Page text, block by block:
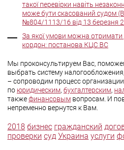
такої перевірки навіть
може бути скасований судом
№804/1113/16 від 13 березня
За якої умови можна отримати
кордон: постанова КЦС ВС
Мы проконсультируем Вас,
выбрать систему
– сопроводим процесс
по юридическим, бухгалтерским,
такжефинансовым вопросам. И
непременно вернутся к Вам.
2018 бизнес гражданский
проверки суд Украина услуги